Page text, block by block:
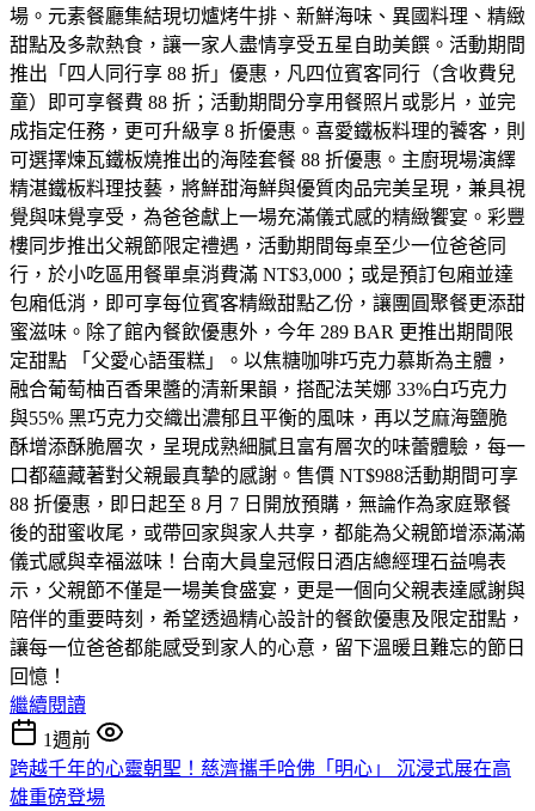
場。元素餐廳集結現切爐烤牛排、新鮮海味、異國料理、精緻
甜點及多款熱食，讓一家人盡情享受五星自助美饌。活動期間
推出「四人同行享 88 折」優惠，凡四位賓客同行（含收費兒
童）即可享餐費 88 折；活動期間分享用餐照片或影片，並完
成指定任務，更可升級享 8 折優惠。喜愛鐵板料理的饕客，則
可選擇煉瓦鐵板燒推出的海陸套餐 88 折優惠。主廚現場演繹
精湛鐵板料理技藝，將鮮甜海鮮與優質肉品完美呈現，兼具視
覺與味覺享受，為爸爸獻上一場充滿儀式感的精緻饗宴。彩豐
樓同步推出父親節限定禮遇，活動期間每桌至少一位爸爸同
行，於小吃區用餐單桌消費滿 NT$3,000；或是預訂包廂並達
包廂低消，即可享每位賓客精緻甜點乙份，讓團圓聚餐更添甜
蜜滋味。除了館內餐飲優惠外，今年 289 BAR 更推出期間限
定甜點 「父愛心語蛋糕」。以焦糖咖啡巧克力慕斯為主體，
融合葡萄柚百香果醬的清新果韻，搭配法芙娜 33%白巧克力
與55% 黑巧克力交織出濃郁且平衡的風味，再以芝麻海鹽脆
酥增添酥脆層次，呈現成熟細膩且富有層次的味蕾體驗，每一
口都蘊藏著對父親最真摯的感謝。售價 NT$988活動期間可享
88 折優惠，即日起至 8 月 7 日開放預購，無論作為家庭聚餐
後的甜蜜收尾，或帶回家與家人共享，都能為父親節增添滿滿
儀式感與幸福滋味！台南大員皇冠假日酒店總經理石益鳴表
示，父親節不僅是一場美食盛宴，更是一個向父親表達感謝與
陪伴的重要時刻，希望透過精心設計的餐飲優惠及限定甜點，
讓每一位爸爸都能感受到家人的心意，留下溫暖且難忘的節日
回憶！
繼續閱讀
1週前
跨越千年的心靈朝聖！慈濟攜手哈佛「明心」 沉浸式展在高
雄重磅登場